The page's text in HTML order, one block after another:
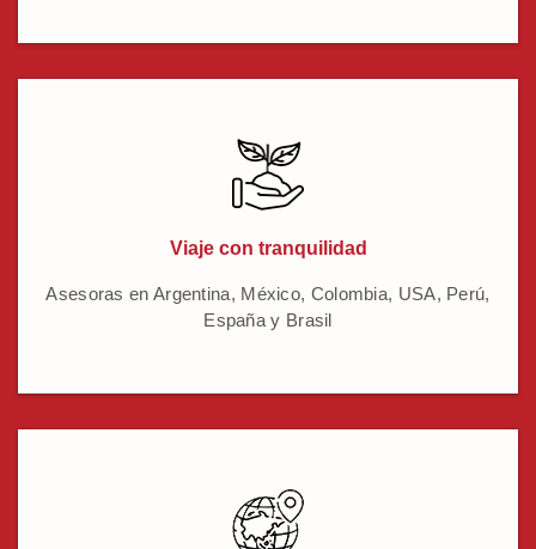
Viaje con tranquilidad
Asesoras en Argentina, México, Colombia, USA, Perú,
España y Brasil